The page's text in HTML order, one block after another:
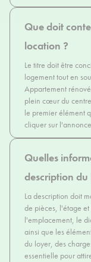
Que doit
location ?
Le titre doit être
logement tout en
Appartement
plein cœur du
le premier élément
cliquer sur
Quelles
description du
La description doit
de pièces, l'étage
l'emplacement, le
ainsi que les
du loyer, des
essentielle pour